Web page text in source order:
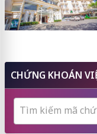
CHỨNG KHOÁN
Tìm kiếm mã